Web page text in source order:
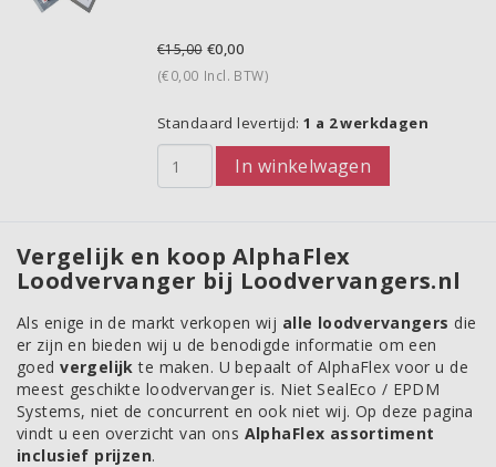
€15,00 €0,00
(€0,00 Incl. BTW)
Standaard levertijd: 1 a 2 werkdagen
In winkelwagen
Vergelijk en koop AlphaFlex
Loodvervanger bij Loodvervangers.nl
Als enige in de markt verkopen wij alle loodvervangers die
er zijn en bieden wij u de benodigde informatie om een
goedvergelijk te maken. U bepaalt of AlphaFlex voor u de
meest geschikte loodvervanger is. Niet SealEco / EPDM
Systems, niet de concurrent en ook niet wij. Op deze pagina
vindt u een overzicht van ons AlphaFlex assortiment
inclusief prijzen.